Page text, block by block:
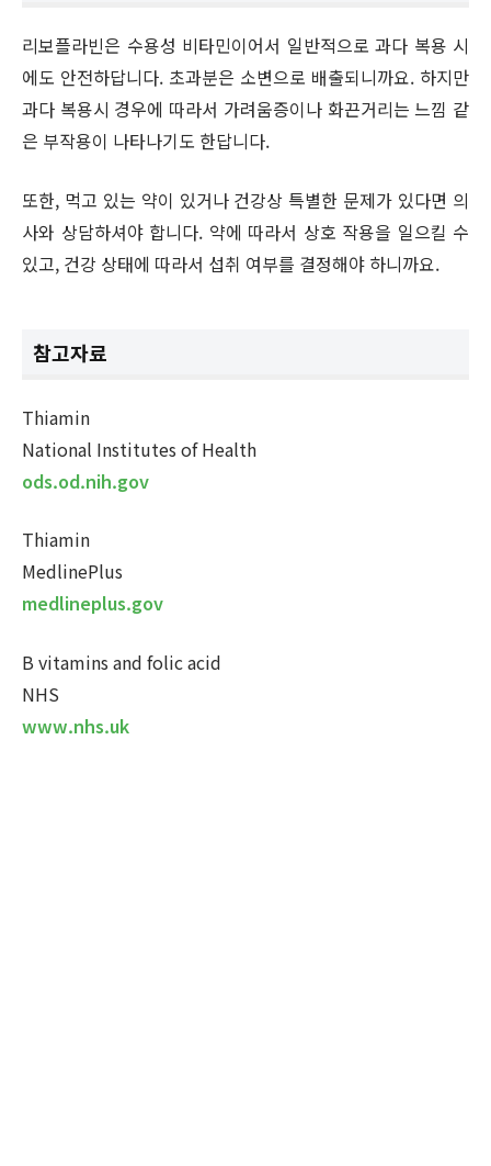
리보플라빈은 수용성 비타민이어서 일반적으로 과다 복용 시
에도 안전하답니다. 초과분은 소변으로 배출되니까요. 하지만
과다 복용시 경우에 따라서 가려움증이나 화끈거리는 느낌 같
은 부작용이 나타나기도 한답니다.
또한, 먹고 있는 약이 있거나 건강상 특별한 문제가 있다면 의
사와 상담하셔야 합니다. 약에 따라서 상호 작용을 일으킬 수
있고, 건강 상태에 따라서 섭취 여부를 결정해야 하니까요.
참고자료
Thiamin
National Institutes of Health
ods.od.nih.gov
Thiamin
MedlinePlus
medlineplus.gov
B vitamins and folic acid
NHS
www.nhs.uk